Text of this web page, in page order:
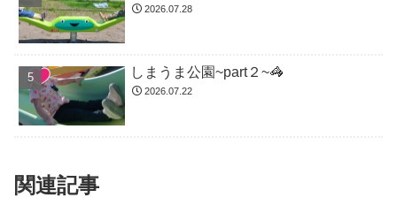
2026.07.28
しまうま公園~part２~🦓
2026.07.22
関連記事